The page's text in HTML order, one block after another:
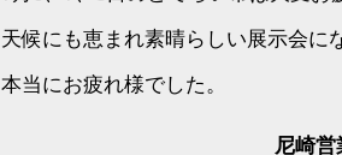
天候にも恵まれ素晴らしい展示会に
本当にお疲れ様でした。
尼崎